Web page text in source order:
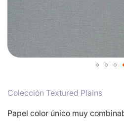
the
of
Colección Textured Plains
Papel color único muy